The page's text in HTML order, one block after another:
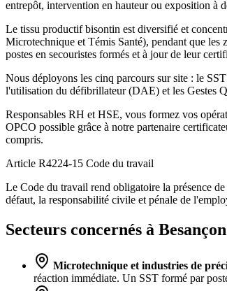
entrepôt, intervention en hauteur ou exposition à
Le tissu productif bisontin est diversifié et
Microtechnique et Témis Santé), pendant que les
postes en secouristes formés et à jour de leur
Nous déployons les cinq parcours sur site : le
l'utilisation du défibrillateur (DAE) et les Gestes
Responsables RH et HSE, vous formez vos
OPCO possible grâce à notre partenaire
compris.
Article R4224-15 Code du travail
Le Code du travail rend obligatoire la présence
défaut, la responsabilité civile et pénale de
Secteurs concernés à Besançon
Microtechnique et industries de
réaction immédiate. Un SST formé par